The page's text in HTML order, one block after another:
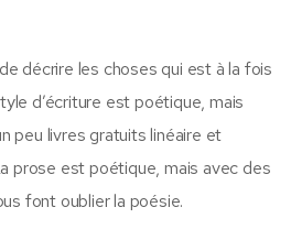
décrire les choses qui est à la fois
d’écriture est poétique, mais
peu livres gratuits linéaire et
prose est poétique, mais avec des
font oublier la poésie.